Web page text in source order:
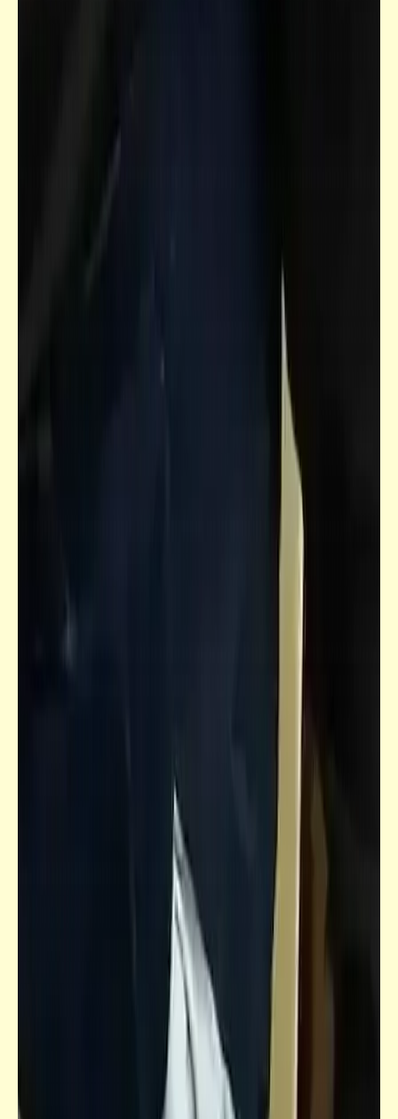
معنى كلمتيْ "طس" و"طاس" | نصيحة
المال والبنون | سيد حجاب
من فنون الشارع [7]
لحظات لطيفة لكن محرجة أثناء الحفلات